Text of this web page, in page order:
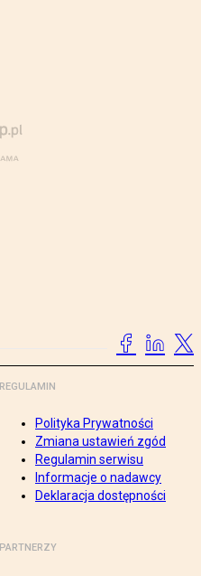
REGULAMIN
Polityka Prywatności
Zmiana ustawień zgód
Regulamin serwisu
Informacje o nadawcy
Deklaracja dostępności
PARTNERZY